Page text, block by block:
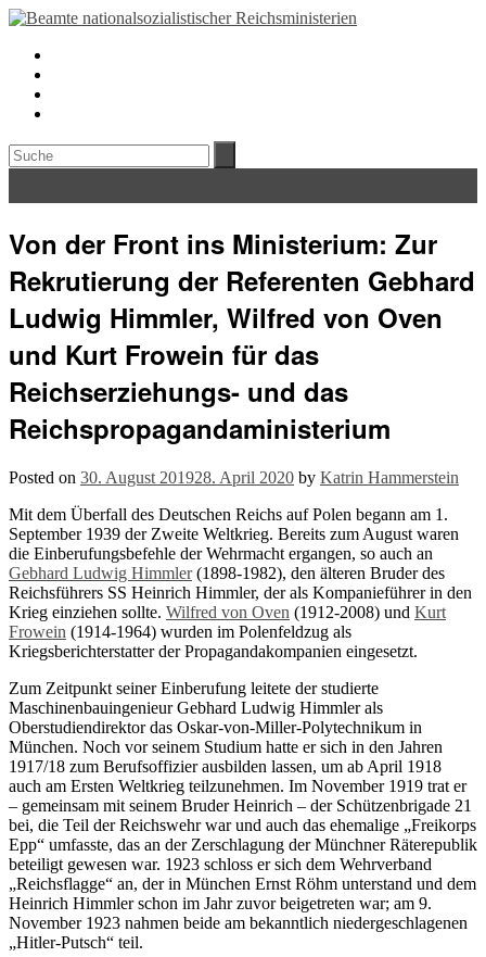
Von der Front ins Ministerium: Zur
Rekrutierung der Referenten Gebhard
Ludwig Himmler, Wilfred von Oven
und Kurt Frowein für das
Reichserziehungs- und das
Reichspropagandaministerium
Posted on 30. August 201928. April 2020 by Katrin Hammerstein
Mit dem Überfall des Deutschen Reichs auf Polen begann am 1.
September 1939 der Zweite Weltkrieg. Bereits zum August waren
die Einberufungsbefehle der Wehrmacht ergangen, so auch an
Gebhard Ludwig Himmler(1898-1982), den älteren Bruder des
Reichsführers SS Heinrich Himmler, der als Kompanieführer in den
Krieg einziehen sollte. Wilfred von Oven (1912-2008) und Kurt
Frowein (1914-1964) wurden im Polenfeldzug als
Kriegsberichterstatter der Propagandakompanien eingesetzt.
Zum Zeitpunkt seiner Einberufung leitete der studierte
Maschinenbauingenieur Gebhard Ludwig Himmler als
Oberstudiendirektor das Oskar-von-Miller-Polytechnikum in
München. Noch vor seinem Studium hatte er sich in den Jahren
1917/18 zum Berufsoffizier ausbilden lassen, um ab April 1918
auch am Ersten Weltkrieg teilzunehmen. Im November 1919 trat er
– gemeinsam mit seinem Bruder Heinrich – der Schützenbrigade 21
bei, die Teil der Reichswehr war und auch das ehemalige „Freikorps
Epp“ umfasste, das an der Zerschlagung der Münchner Räterepublik
beteiligt gewesen war. 1923 schloss er sich dem Wehrverband
„Reichsflagge“ an, der in München Ernst Röhm unterstand und dem
Heinrich Himmler schon im Jahr zuvor beigetreten war; am 9.
November 1923 nahmen beide am bekanntlich niedergeschlagenen
„Hitler-Putsch“ teil.